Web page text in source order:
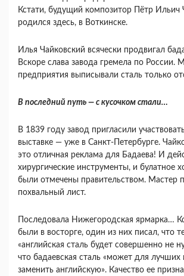
Кстати, будущий композитор Пётр Ильич
родился здесь, в Воткинске.
Илья Чайковский всячески продвигал
Вскоре слава завода гремела по России.
предприятия выписывали сталь только
В последний путь — с кусочком стали…
В 1839 году завод пригласили
выставке — уже в Санкт-Петербурге.
это отличная реклама для Бадаева! И
хирургические инструменты, и булатное
были отмечены правительством. Мастер
похвальный лист.
Последовала Нижегородская ярмарка…
были в восторге, один из них писал, что
«английская сталь будет совершенно не
что бадаевская сталь «может для лучших
заменить английскую». Качество ее